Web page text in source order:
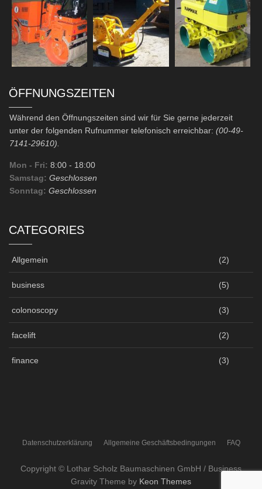
ÖFFNUNGSZEITEN
Während den Öffnungszeiten sind wir für Sie gerne jederzeit
unter der folgenden Rufnummer telefonisch erreichbar: (00-49-
7141-29610).
Mon - Fri: 8:00 - 18:00
Samstag: Geschlossen
Sonntag: Geschlossen
CATEGORIES
Allgemein (2)
business (5)
colonoscopy (3)
facelift (2)
finance (3)
Datenschutzerklärung Allgemeine Geschäftsbedingungen FAQ
Copyright © Lothar Scholz Baumaschinen GmbH / Business
Gravity Theme by Keon Themes